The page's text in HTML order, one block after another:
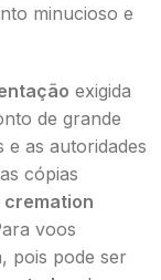
minucioso e
exigida
de grande
e as autoridades
cópias
cremation
voos
pois pode ser